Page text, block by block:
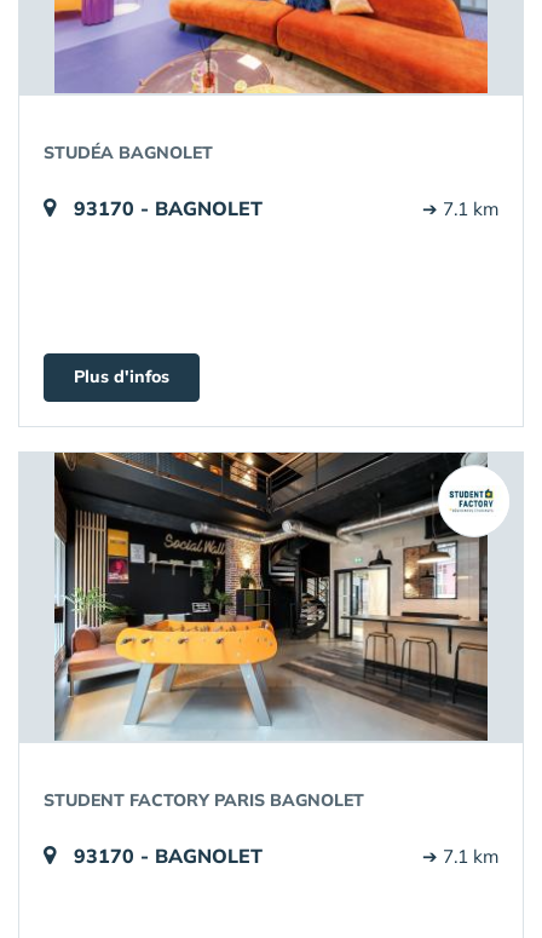
STUDÉA BAGNOLET
93170 - BAGNOLET ➔ 7.1 km
Plus d'infos
STUDENT FACTORY PARIS BAGNOLET
93170 - BAGNOLET ➔ 7.1 km